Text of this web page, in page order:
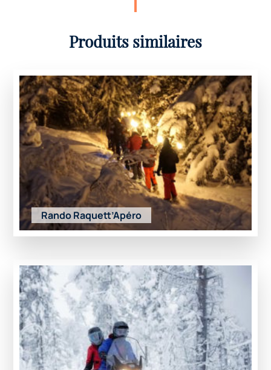
Produits similaires
Rando Raquett’Apéro